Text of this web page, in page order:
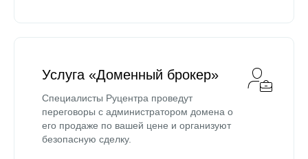
Услуга «Доменный брокер»
Специалисты Руцентра проведут
переговоры с администратором домена о
его продаже по вашей цене и организуют
безопасную сделку.